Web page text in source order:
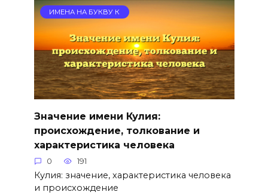
ИМЕНА НА БУКВУ К
Значение имени Кулия:
происхождение, толкование и
характеристика человека
0 191
Кулия: значение, характеристика человека
и происхождение